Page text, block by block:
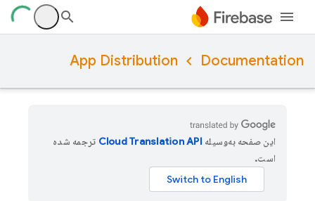
Documentation
App Distribution
این صفحه به‌وسیله
ترجمه شده
است.